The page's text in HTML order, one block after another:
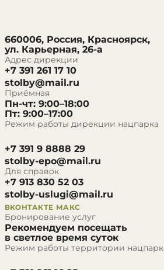
660006, Россия, Красноярск,
ул. Карьерная, 26-а
Адрес дирекции
+7 391 261 17 10
stolby@mail.ru
Приёмная
Пн-чт: 9:00–18:00
Пт: 9:00–17:00
Режим работы дирекции нацпарка
+7 391 9 8888 29
stolby-epo@mail.ru
Для справок
+7 913 830 52 03
stolby-uslugi@mail.ru
ВКОНТАКТЕ МАКС
Бронирование услуг
Рекомендуем посещать
в светлое время суток
Режим работы территории